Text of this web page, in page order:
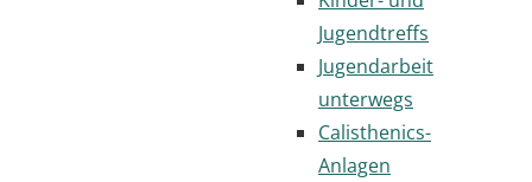
Jugendtreffs
Jugendarbeit
unterwegs
Calisthenics-
Anlagen